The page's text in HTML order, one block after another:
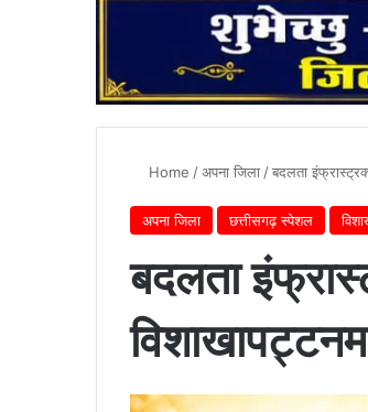
Home /अपना जिला/बदलता
अपना जिला छत्तीसगढ़ स्पेशल
बदलता